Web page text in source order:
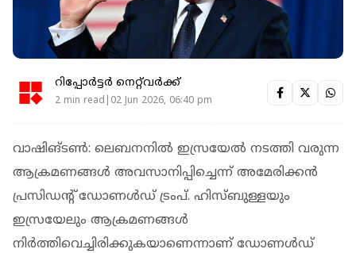
റിപ്പോർട്ടർ നെറ്റ്‌വര്‍ക്ക്‌
2 min read|02 Jun 2026, 06:40 pm
വാഷിങ്ടൺ: ലെബനനിൽ ഇസ്രയേൽ നടത്തി വരുന്ന
ആക്രമണങ്ങൾ അവസാനിപ്പിച്ചെന്ന് അമേരിക്കൻ
പ്രസിഡൻ്റ് ഡോണൾഡ് ട്രംപ്. ഹിസ്ബുള്ളയും
ഇസ്രയേലും ആക്രമണങ്ങൾ
നിർത്തിവെച്ചിരിക്കുകയാണെന്നാണ് ഡോണൾഡ്